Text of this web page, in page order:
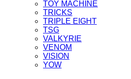
TOY MACHINE
TRICKS
TRIPLE EIGHT
TSG
VALKYRIE
VENOM
VISION
YOW